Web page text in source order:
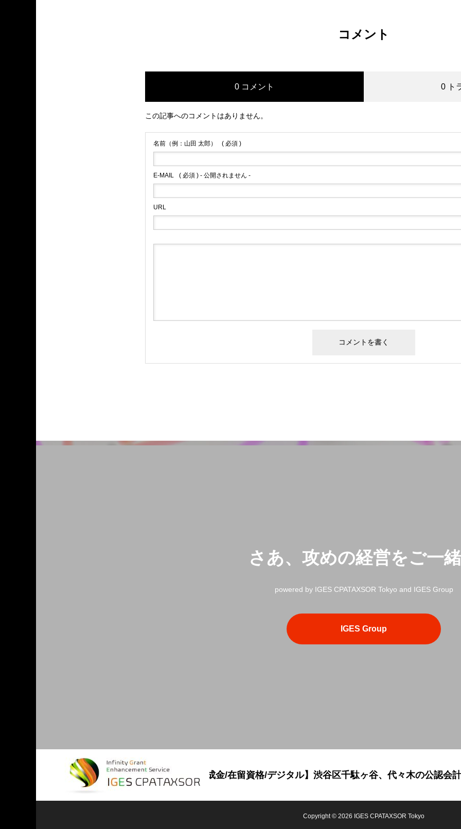
コメント
0 コメント 0 ト
この記事へのコメントはありません。
名前（例：山田 太郎） ( 必須 )
E-MAIL ( 必須 ) - 公開されません -
URL
さあ、攻めの経営をご一
powered by IGES CPATAXSOR Tokyo and IGES Group
IGES Group
【補助金･助成金/在留資格/デジタル】渋谷区千駄ヶ谷、代々木の公認会
Copyright © 2026 IGES CPATAXSOR Tokyo